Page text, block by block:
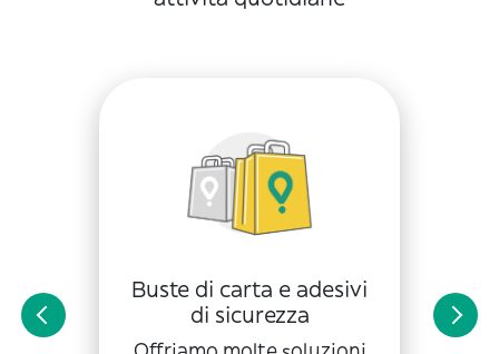
Buste di carta e adesivi
di sicurezza